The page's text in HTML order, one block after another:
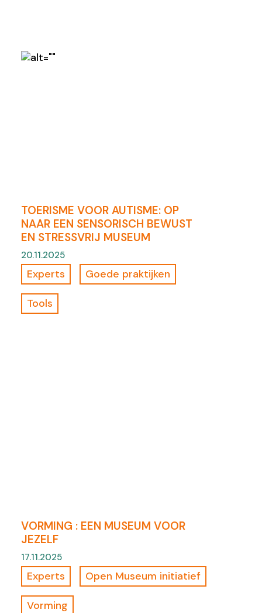
TOERISME VOOR AUTISME: OP
NAAR EEN SENSORISCH BEWUST
EN STRESSVRIJ MUSEUM
20.11.2025
Experts Goede praktijken
Tools
VORMING : EEN MUSEUM VOOR
JEZELF
17.11.2025
Experts Open Museum initiatief
Vorming